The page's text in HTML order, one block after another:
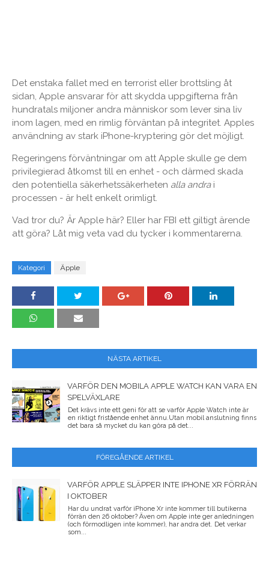
Det enstaka fallet med en terrorist eller brottsling åt
sidan, Apple ansvarar för att skydda uppgifterna från
hundratals miljoner andra människor som lever sina liv
inom lagen, med en rimlig förväntan på integritet. Apples
användning av stark iPhone-kryptering gör det möjligt.
Regeringens förväntningar om att Apple skulle ge dem
privilegierad åtkomst till en enhet - och därmed skada
den potentiella säkerhetssäkerheten alla andrai
processen - är helt enkelt orimligt.
Vad tror du? Är Apple här? Eller har FBI ett giltigt ärende
att göra? Låt mig veta vad du tycker i kommentarerna.
Kategori Äpple
NÄSTA ARTIKEL
VARFÖR DEN MOBILA APPLE WATCH KAN VARA EN
SPELVÄXLARE
Det krävs inte ett geni för att se varför Apple Watch inte är
en riktigt fristående enhet ännu.Utan mobil anslutning finns
det bara så mycket du kan göra på det...
FÖREGÅENDE ARTIKEL
VARFÖR APPLE SLÄPPER INTE IPHONE XR FÖRRÄN
I OKTOBER
Har du undrat varför iPhone Xr inte kommer till butikerna
förrän den 26 oktober? Även om Apple inte ger anledningen
(och förmodligen inte kommer), har andra det. Det verkar
som...